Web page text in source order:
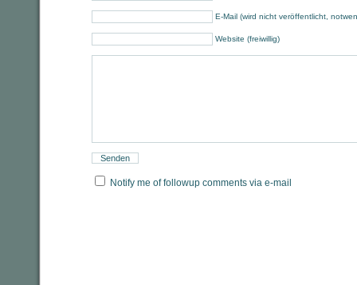
E-Mail (wird nicht veröffentlicht,
Website (freiwillig)
Notify me of followup comments via e-mail